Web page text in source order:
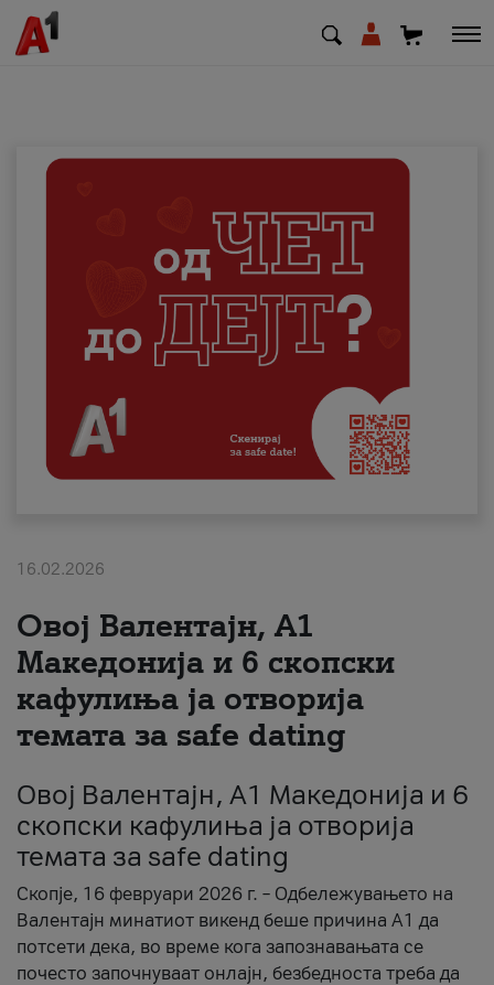
Деловни
Поддршка
Надополни кредит
Плати сметка
#ПодобарОнлајн
16.02.2026
Овој Валентајн, A1
Македонија и 6 скопски
кафулиња ја отворија
темата за safe dating
Овој Валентајн, A1 Македонија и 6
скопски кафулиња ја отворија
темата за safe dating
Скопје, 16 февруари 2026 г. – Одбележувањето на
Валентајн минатиот викенд беше причина А1 да
потсети дека, во време кога запознавањата се
почесто започнуваат онлајн, безбедноста треба да